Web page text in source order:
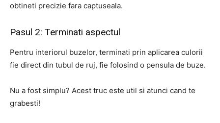
obtineti precizie fara captuseala.
Pasul 2: Terminati aspectul
Pentru interiorul buzelor, terminati prin aplicarea culorii
fie direct din tubul de ruj, fie folosind o pensula de buze.
Nu a fost simplu? Acest truc este util si atunci cand te
grabesti!